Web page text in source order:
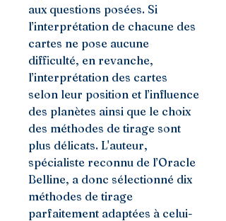
aux questions posées. Si
l’interprétation de chacune des
cartes ne pose aucune
difficulté, en revanche,
l’interprétation des cartes
selon leur position et l’influence
des planètes ainsi que le choix
des méthodes de tirage sont
plus délicats. L'auteur,
spécialiste reconnu de l’Oracle
Belline, a donc sélectionné dix
méthodes de tirage
parfaitement adaptées à celui-